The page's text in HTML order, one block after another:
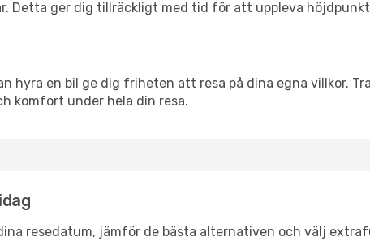
Detta ger dig tillräckligt med tid för att uppleva
hyra en bil ge dig friheten att resa på dina egna villkor.
komfort under hela din resa.
resedatum, jämför de bästa alternativen och välj